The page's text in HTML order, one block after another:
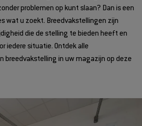
problemen op kunt slaan? Dan is een
wat u zoekt. Breedvakstellingen zijn
die de stelling te bieden heeft en
iedere situatie. Ontdek alle
breedvakstelling in uw magazijn op deze